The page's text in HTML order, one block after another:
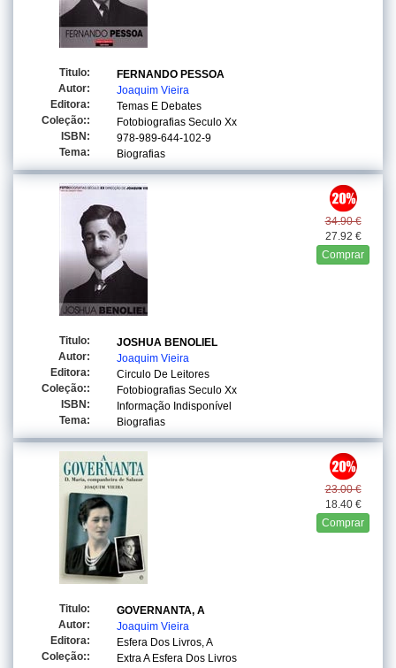
Titulo:
FERNANDO PESSOA
Autor:
Joaquim Vieira
Editora:
Temas E Debates
Coleção::
Fotobiografias Seculo Xx
ISBN:
978-989-644-102-9
Tema:
Biografias
34.90 €
27.92 €
Comprar
Titulo:
JOSHUA BENOLIEL
Autor:
Joaquim Vieira
Editora:
Circulo De Leitores
Coleção::
Fotobiografias Seculo Xx
ISBN:
Informação Indisponível
Tema:
Biografias
23.00 €
18.40 €
Comprar
Titulo:
GOVERNANTA, A
Autor:
Joaquim Vieira
Editora:
Esfera Dos Livros, A
Coleção::
Extra A Esfera Dos Livros